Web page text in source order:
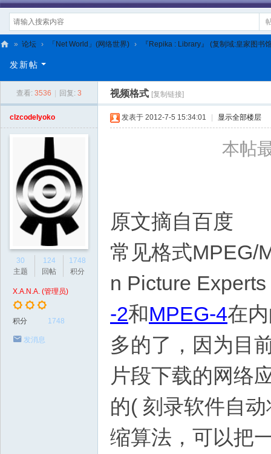
L
» 论坛 › 「Net World」(网络世界) › 『Repika : Library』 (复制域:皇家图书
发新帖
查看: 3536 回复: 3 视频格式 [复制链接]
clzcodelyoko
30
主题
124
回帖
1748
积分
X.A.N.A. (管理员)
积分 1748
发消息
发表于 2012-7-5 15:34:01 显示全部楼层
本帖
原文摘自百度
常见格式
n Picture
-2和MPEG-4在
多的了，因为目
片段下载的网络
的( 刻录软件自
缩算法，可以把